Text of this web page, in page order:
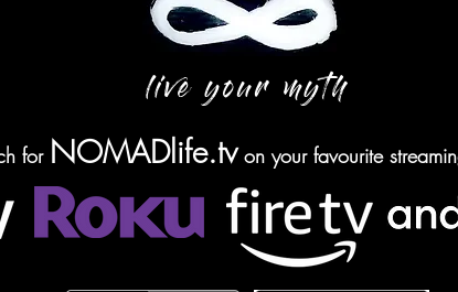
live your myth
for NOMADlife.tvon your favourite